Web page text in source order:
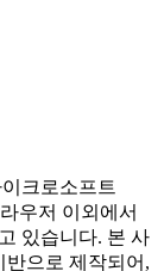
크로소프트
우저 이외에서
있습니다. 본 사
반으로 제작되어,